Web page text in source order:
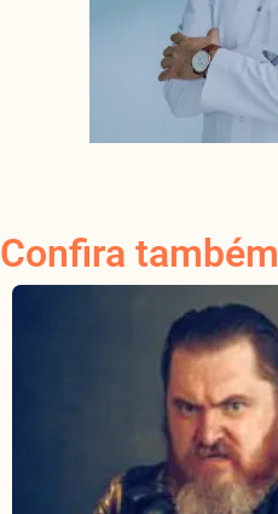
Confira também